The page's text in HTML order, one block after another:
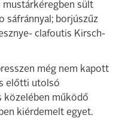
sült
sáfránnyal; borjúszűz
clafoutis Kirsch-
még nem kapott
előtti utolsó
közelében működő
kiérdemelt egyet.